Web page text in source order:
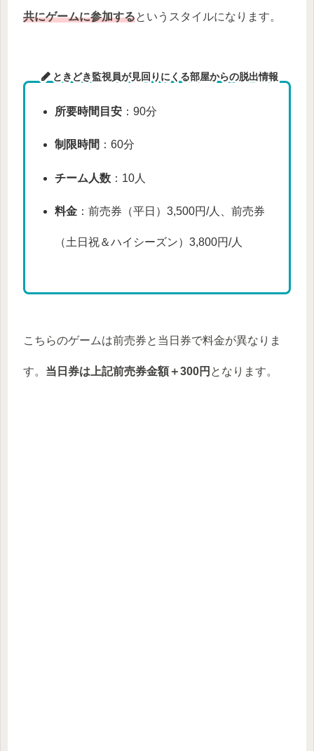
共にゲームに参加するというスタイルになります。
ときどき監視員が見回りにくる部屋からの脱出情報
所要時間目安：90分
制限時間 ：60分
チーム人数：10人
料金：前売券（平日）3,500円/人、前売券
（土日祝＆ハイシーズン）3,800円/人
こちらのゲームは前売券と当日券で料金が異なりま
す。 当日券は上記前売券金額＋300円 となります。